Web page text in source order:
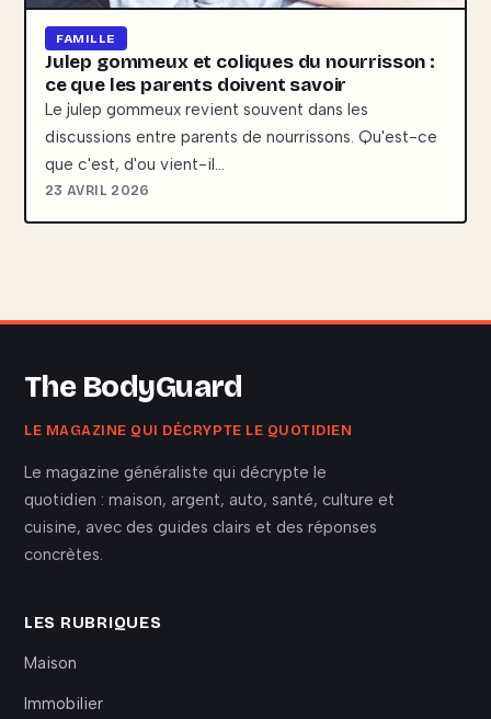
FAMILLE
Julep gommeux et coliques du nourrisson :
ce que les parents doivent savoir
Le julep gommeux revient souvent dans les
discussions entre parents de nourrissons. Qu'est-ce
que c'est, d'ou vient-il…
23 AVRIL 2026
The BodyGuard
LE MAGAZINE QUI DÉCRYPTE LE QUOTIDIEN
Le magazine généraliste qui décrypte le
quotidien : maison, argent, auto, santé, culture et
cuisine, avec des guides clairs et des réponses
concrètes.
LES RUBRIQUES
Maison
Immobilier